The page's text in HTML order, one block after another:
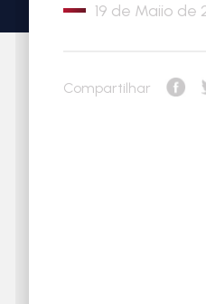
19 de Maiio de
Compartilhar